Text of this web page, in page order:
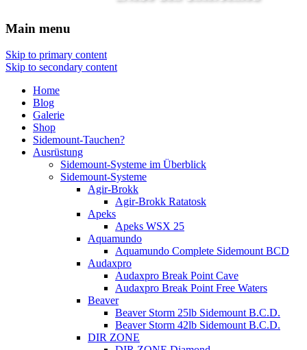
Main menu
Skip to primary content
Skip to secondary content
Home
Blog
Galerie
Shop
Sidemount-Tauchen?
Ausrüstung
Sidemount-Systeme im Überblick
Sidemount-Systeme
Agir-Brokk
Agir-Brokk Ratatosk
Apeks
Apeks WSX 25
Aquamundo
Aquamundo Complete Sidemount BCD
Audaxpro
Audaxpro Break Point Cave
Audaxpro Break Point Free Waters
Beaver
Beaver Storm 25lb Sidemount B.C.D.
Beaver Storm 42lb Sidemount B.C.D.
DIR ZONE